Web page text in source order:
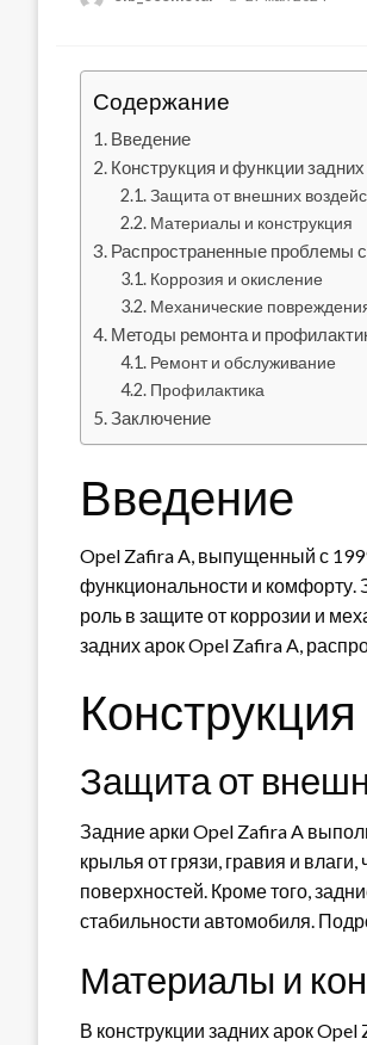
Содержание
Введение
Конструкция и функции задних
Защита от внешних
Материалы и конструкция
Распространенные проблемы
Коррозия и окисление
Механические
Методы ремонта и
Ремонт и обслуживание
Профилактика
Заключение
Введение
Opel Zafira A, выпущенный с
функциональности и комфорту.
роль в защите от коррозии и
задних арок Opel Zafira A,
Защита от
Задние арки Opel Zafira A
крылья от грязи, гравия и
поверхностей. Кроме того,
стабильности автомобиля.
Материалы и
В конструкции задних арок